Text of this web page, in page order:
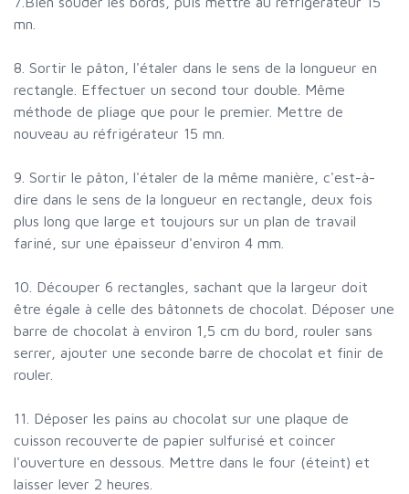
mn.
8. Sortir le pâton, l'étaler dans le sens de la longueur en
rectangle. Effectuer un second tour double. Même
méthode de pliage que pour le premier. Mettre de
nouveau au réfrigérateur 15 mn.
9. Sortir le pâton, l'étaler de la même manière, c'est-à-
dire dans le sens de la longueur en rectangle, deux fois
plus long que large et toujours sur un plan de travail
fariné, sur une épaisseur d'environ 4 mm.
10. Découper 6 rectangles, sachant que la largeur doit
être égale à celle des bâtonnets de chocolat. Déposer une
barre de chocolat à environ 1,5 cm du bord, rouler sans
serrer, ajouter une seconde barre de chocolat et finir de
rouler.
11. Déposer les pains au chocolat sur une plaque de
cuisson recouverte de papier sulfurisé et coincer
l'ouverture en dessous. Mettre dans le four (éteint) et
laisser lever 2 heures.